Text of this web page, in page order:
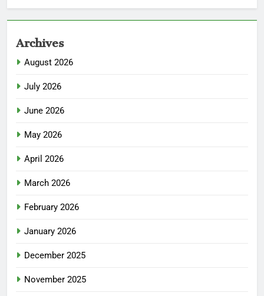
Archives
August 2026
July 2026
June 2026
May 2026
April 2026
March 2026
February 2026
January 2026
December 2025
November 2025